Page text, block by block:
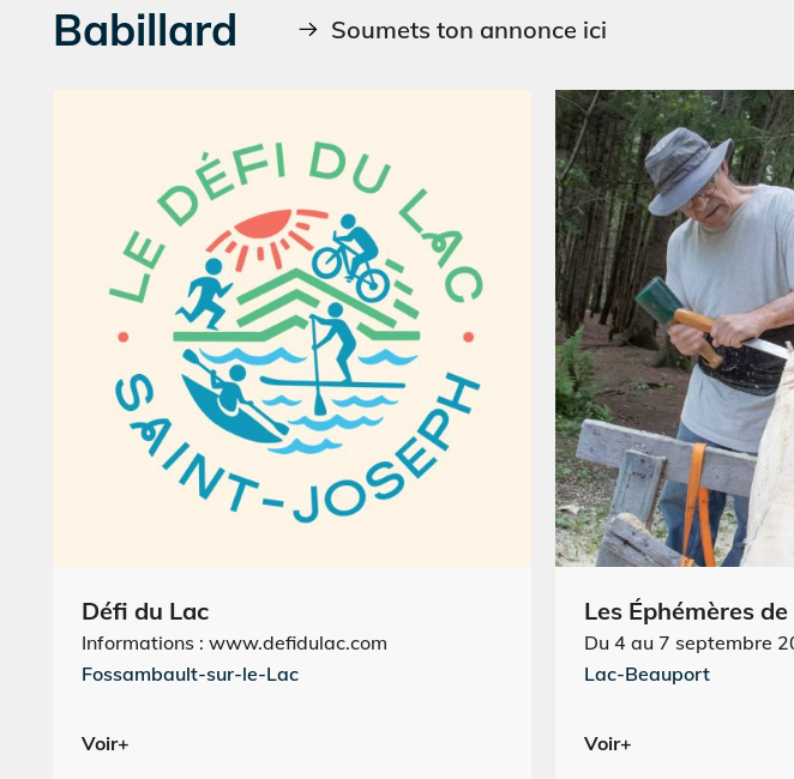
Babillard Soumets ton annonce ici
Défi du Lac
Informations : www.defidulac.com
Fossambault-sur-le-Lac
Voir+
Les Éphémères
Du 4 au 7 septembre
Lac-Beauport
Voir+